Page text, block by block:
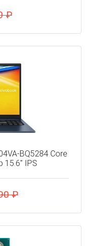
₽
BQ5284 Core
15.6" IPS
₽